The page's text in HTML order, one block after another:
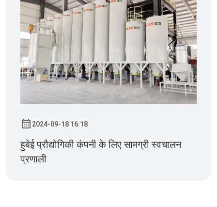
2024-09-18 16:18
हुबेई प्रौद्योगिकी कंपनी के लिए सामग्री स्वचालन
प्रणाली